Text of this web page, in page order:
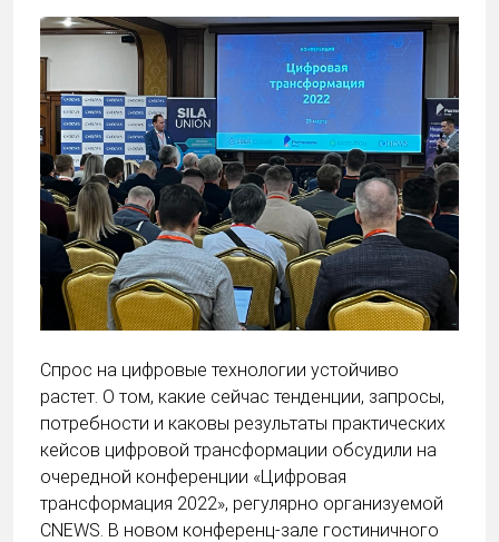
Спрос на цифровые технологии устойчиво
растет. О том, какие сейчас тенденции, запросы,
потребности и каковы результаты практических
кейсов цифровой трансформации обсудили на
очередной конференции «Цифровая
трансформация 2022», регулярно организуемой
CNEWS. В новом конференц-зале гостиничного